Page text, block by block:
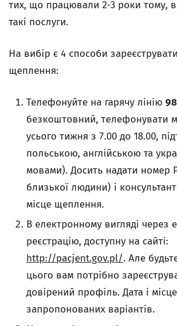
тих, що працювали 2-3 роки тому,
такі послуги.
На вибір є 4 способи
щеплення:
Телефонуйте на гарячу лінію
безкоштовний, телефонувати
усього тижня з 7.00 до 18.00,
польською, англійською та
мовами). Досить надати номер
близької людини) і
місце щеплення.
В електронному вигляді через
реєстрацію, доступну на сайті:
http://pacjent.gov.pl/. Але
цього вам потрібно
довірений профіль. Дата і
запропонованих варіантів.